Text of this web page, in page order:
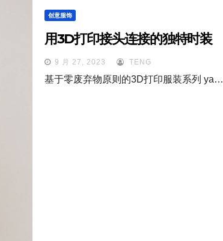
创意服饰
用3D打印接头连接的独特时装
9 月 27, 2023 TENG
基于零废弃物原则的3D打印服装系列 ya…